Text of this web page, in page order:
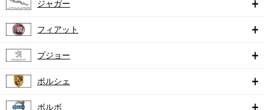
ジャガー
フィアット
プジョー
ポルシェ
ボルボ